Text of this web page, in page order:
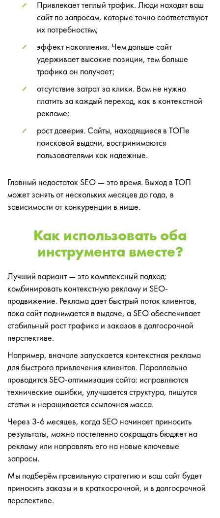
Привлекает теплый трафик. Люди находят ваш
сайт по запросам, которые точно соответствуют
их потребностям;
эффект накопления. Чем дольше сайт
удерживает высокие позиции, тем больше
трафика он получает;
отсутствие затрат за клики. Вам не нужно
платить за каждый переход, как в контекстной
рекламе;
рост доверия. Сайты, находящиеся в ТОПе
поисковой выдачи, воспринимаются
пользователями как надежные.
Главный недостаток SEO — это время. Выход в ТОП
может занять от нескольких месяцев до года, в
зависимости от конкуренции в нише.
Как использовать оба
инструмента вместе?
Лучший вариант — это комплексный подход:
комбинировать контекстную рекламу и SEO-
продвижение. Реклама дает быстрый поток клиентов,
пока сайт поднимается в выдаче, а SEO обеспечивает
стабильный рост трафика и заказов в долгосрочной
перспективе.
Например, вначале запускается контекстная реклама
для быстрого привлечения клиентов. Параллельно
проводится SEO-оптимизация сайта: исправляются
технические ошибки, улучшается структура, пишутся
статьи и наращивается ссылочная масса.
Через 3-6 месяцев, когда SEO начинает приносить
результаты, можно постепенно сокращать бюджет на
рекламу или направлять его на новые ключевые
запросы.
Мы подберём правильную стратегию и ваш сайт будет
приносить заказы и в краткосрочной, и в долгосрочной
перспективе.